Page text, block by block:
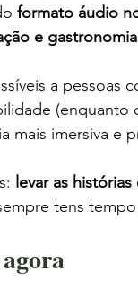
formato áudio
e
a pessoas
(enquanto
mais imersiva e
levar as
tens